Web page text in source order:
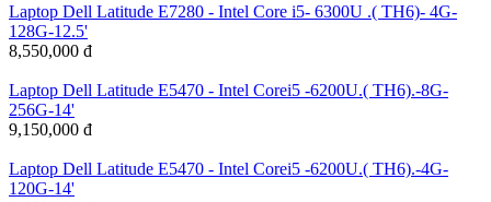
Laptop Dell Latitude E7280 - Intel Core i5- 6300U .( TH6)- 4G-
128G-12.5'
8,550,000 đ
Laptop Dell Latitude E5470 - Intel Corei5 -6200U.( TH6).-8G-
256G-14'
9,150,000 đ
Laptop Dell Latitude E5470 - Intel Corei5 -6200U.( TH6).-4G-
120G-14'